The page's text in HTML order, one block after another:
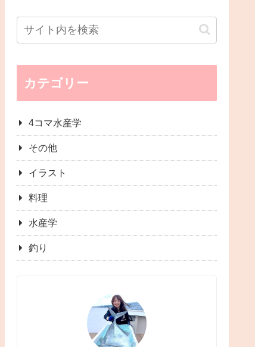
カテゴリー
4コマ水産学
その他
イラスト
料理
水産学
釣り